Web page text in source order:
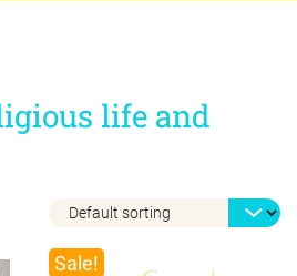
life and
Sale!